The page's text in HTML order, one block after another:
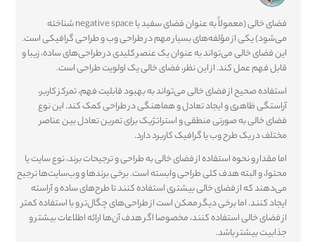
فضای خالی (معمولاً به عنوان فضای سفید یا negative space شناخته
می‌شود) یکی از مؤلفه‌های بسیار مهم در طراحی وب و طراحی گرافیکی است.
این فضای خالی می‌تواند به عنوان یک عنصر کلیدی در طراحی‌های ساده، زیبا و
قابل فهم عمل کند. از این نظر، فضای خالی یک اولویت طراحی است.
استفاده صحیح از فضای خالی می‌تواند به بهبود قابلیت فهم، تمرکز کاربر،
آراستگی ظاهری و ایجاد تعادل و هماهنگی در طراحی کمک کند. این نوع
فضای خالی به صورتی منطقی و استراتژیک برای تمرین تعادل بین عناصر
مختلف در یک طرح وب یا گرافیک کاربرد دارد.
اما مقدار و نحوه استفاده از فضای خالی به طراحی و ترجیحات برند، نوع سایت یا
محتوا، و البته هدف کلی طراحی وابسته است. برخی برندها و وب‌سایت‌ها ترجیح
می‌دهند که از فضای خالی بیشتری استفاده کنند تا طرح‌های ساده و آراسته
ایجاد کنند. اما برخی دیگر ممکن است از طراحی‌های چگال‌تر و با استفاده کمتر
از فضای خالی استفاده کنند، مخصوصا اگر هدف آن‌ها ارائه اطلاعات بیشتر و
جذابیت بیشتر باشد.